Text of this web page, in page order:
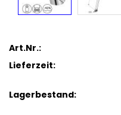
Art.Nr.:
Lieferzeit:
Lagerbestand: